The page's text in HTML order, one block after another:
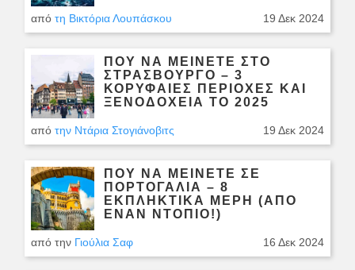
από τη Βικτόρια Λουπάσκου 19 Δεκ 2024
ΠΟΎ ΝΑ ΜΕΊΝΕΤΕ ΣΤΟ
ΣΤΡΑΣΒΟΎΡΓΟ – 3
ΚΟΡΥΦΑΙΕΣ ΠΕΡΙΟΧΈΣ ΚΑΙ
ΞΕΝΟΔΟΧΕΊΑ ΤΟ 2025
από την Ντάρια Στογιάνοβιτς 19 Δεκ 2024
ΠΟΎ ΝΑ ΜΕΊΝΕΤΕ ΣΕ
ΠΟΡΤΟΓΑΛΊΑ – 8
ΕΚΠΛΗΚΤΙΚΑ ΜΈΡΗ (ΑΠΌ
ΈΝΑΝ ΝΤΌΠΙΟ!)
από την Γιούλια Σαφ 16 Δεκ 2024